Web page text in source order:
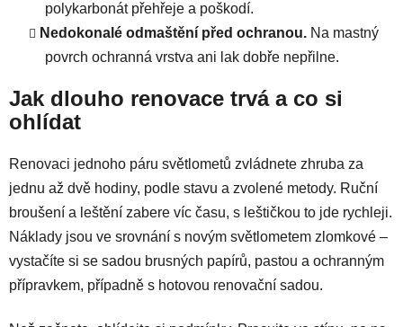
polykarbonát přehřeje a poškodí.
Nedokonalé odmaštění před ochranou. Na mastný
povrch ochranná vrstva ani lak dobře nepřilne.
Jak dlouho renovace trvá a co si
ohlídat
Renovaci jednoho páru světlometů zvládnete zhruba za
jednu až dvě hodiny, podle stavu a zvolené metody. Ruční
broušení a leštění zabere víc času, s leštičkou to jde rychleji.
Náklady jsou ve srovnání s novým světlometem zlomkové –
vystačíte si se sadou brusných papírů, pastou a ochranným
přípravkem, případně s hotovou renovační sadou.